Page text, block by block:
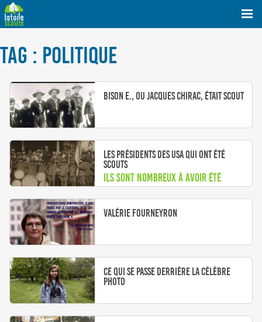
TAG : POLITIQUE
Bison E., ou Jacques Chirac, était scout
Les Présidents des USA qui ont été
scouts
Ils sont nombreux à avoir été
Valérie Fourneyron
Ce qui se passe derrière la célèbre
photo